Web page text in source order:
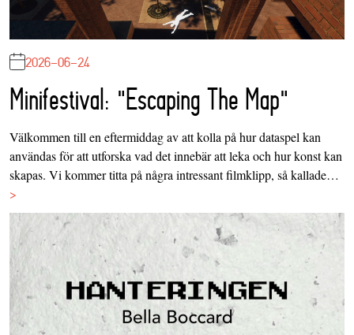
2026-06-24
Minifestival: "Escaping The Map"
Välkommen till en eftermiddag av att kolla på hur dataspel kan
användas för att utforska vad det innebär att leka och hur konst kan
skapas. Vi kommer titta på några intressant filmklipp, så kallade…
>